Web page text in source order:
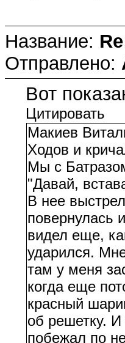
Название:
Отправлено:
Вот
Цитировать
Макиев
Ходов и
Мы с
"Давай,
В нее
повернулась
видел еще,
ударился.
там у меня
когда еще
красный
об решетку. И
побежал по